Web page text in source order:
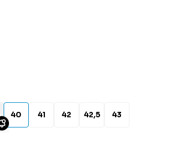
40 41 42 42,5 43